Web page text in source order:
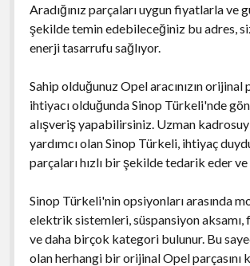
Aradığınız parçaları uygun fiyatlarla ve
şekilde temin edebileceğiniz bu adres,
enerji tasarrufu sağlıyor.
Sahip olduğunuz Opel aracınızın orijinal
ihtiyacı olduğunda Sinop Türkeli'nde
alışveriş yapabilirsiniz. Uzman
yardımcı olan Sinop Türkeli, ihtiyaç
parçaları hızlı bir şekilde tedarik eder ve
Sinop Türkeli'nin opsiyonları arasında
elektrik sistemleri, süspansiyon aksamı,
ve daha birçok kategori bulunur. Bu
olan herhangi bir orijinal Opel parçasını